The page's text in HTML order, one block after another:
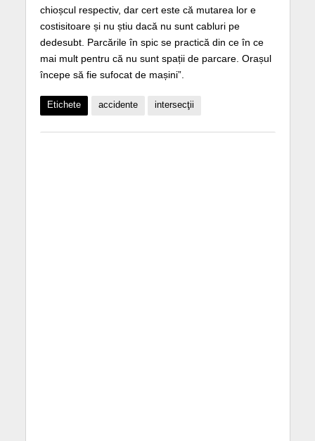
chioșcul respectiv, dar cert este că mutarea lor e
costisitoare și nu știu dacă nu sunt cabluri pe
dedesubt. Parcările în spic se practică din ce în ce
mai mult pentru că nu sunt spații de parcare. Orașul
începe să fie sufocat de mașini”.
Etichete accidente intersecţii